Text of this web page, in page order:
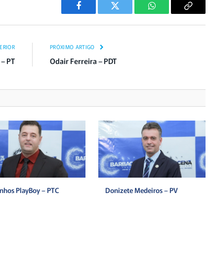
Facebook Twitter WhatsAppCopiar
PT
PRÓXIMO ARTIGO
Odair Ferreira – PDT
PlayBoy – PTC Donizete Medeiros – PV